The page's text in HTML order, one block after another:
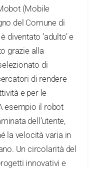
(Mobile
del Comune di
diventato ’adulto’ e
grazie alla
di
di rendere
e per le
esempio il robot
dell’utente,
la velocità varia in
Un circolarità del
innovativi e